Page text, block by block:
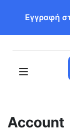
Εγγραφή
Account